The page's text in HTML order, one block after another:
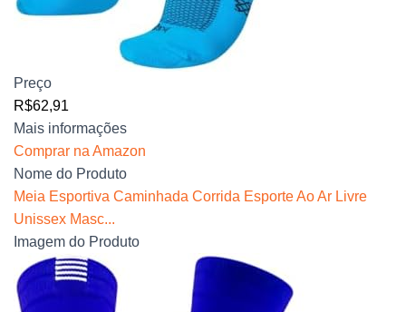
Preço
R$62,91
Mais informações
Comprar na Amazon
Nome do Produto
Meia Esportiva Caminhada Corrida Esporte Ao Ar Livre
Unissex Masc...
Imagem do Produto